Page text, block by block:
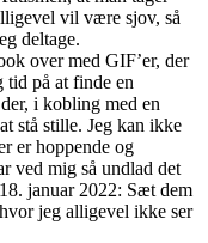
vil være sjov, så
deltage.
over med GIF’er, der
tid på at finde en
i kobling med en
stå stille. Jeg kan ikke
er hoppende og
ved mig så undlad det
januar 2022: Sæt dem
jeg alligevel ikke ser